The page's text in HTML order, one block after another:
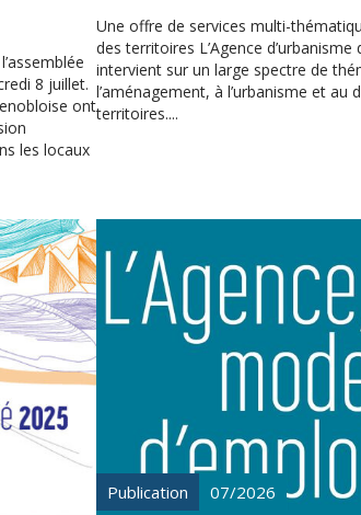
8 juillet.
ont
les locaux
Une offre de services multi-
des territoires L’Agence
intervient sur un large spectre de
l’aménagement, à l’urbanisme et au
territoires....
Publication
07/2026